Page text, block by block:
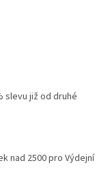
slevu již od druhé
nad 2500 pro Výdejní